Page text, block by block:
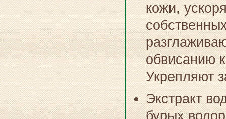
кожи,
обвисанию
Укрепляют
Экстракт
бурых